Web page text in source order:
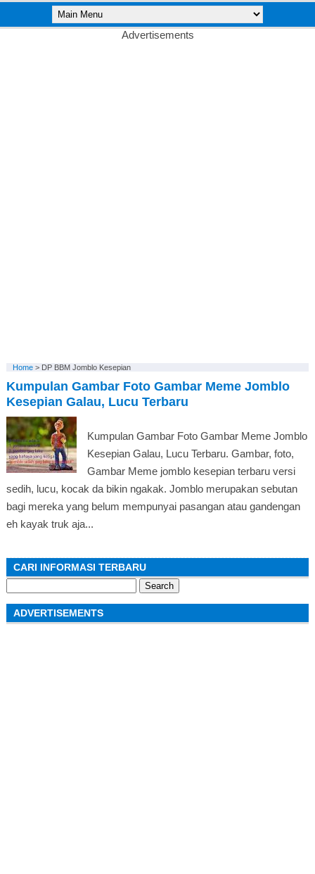
Advertisements
Home> DP BBM Jomblo Kesepian
Kumpulan Gambar Foto Gambar Meme Jomblo
Kesepian Galau, Lucu Terbaru
Kumpulan Gambar Foto Gambar Meme Jomblo
Kesepian Galau, Lucu Terbaru. Gambar, foto,
Gambar Meme jomblo kesepian terbaru versi
sedih, lucu, kocak da bikin ngakak. Jomblo merupakan sebutan
bagi mereka yang belum mempunyai pasangan atau gandengan
eh kayak truk aja...
CARI INFORMASI TERBARU
for:
ADVERTISEMENTS